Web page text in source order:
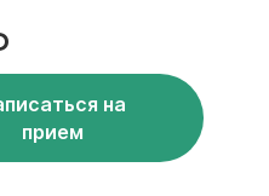
на
прием